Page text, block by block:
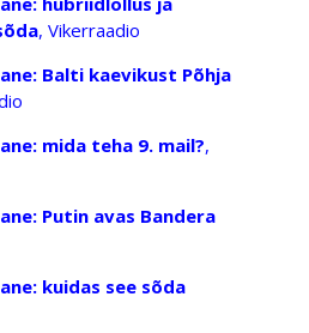
, Vikerraadio
Balti kaevikust Põhja
mida teha 9. mail?,
Putin avas Bandera
kuidas see sõda